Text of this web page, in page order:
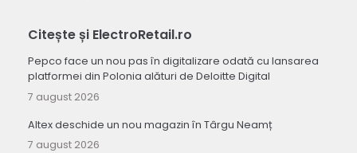
Citește și ElectroRetail.ro
Pepco face un nou pas în digitalizare odată cu lansarea
platformei din Polonia alături de Deloitte Digital
7 august 2026
Altex deschide un nou magazin în Târgu Neamț
7 august 2026